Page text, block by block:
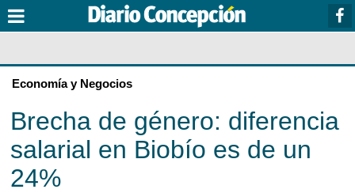
Economía y Negocios
Brecha de género: diferencia
salarial en Biobío es de un
24%